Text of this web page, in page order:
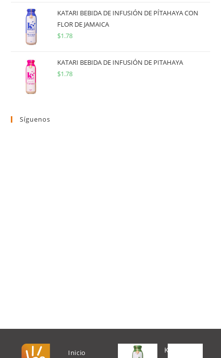
KATARI BEBIDA DE INFUSIÓN DE PÍTAHAYA CON
FLOR DE JAMAICA
$1.78
KATARI BEBIDA DE INFUSIÓN DE PITAHAYA
$1.78
Síguenos
Inicio
K